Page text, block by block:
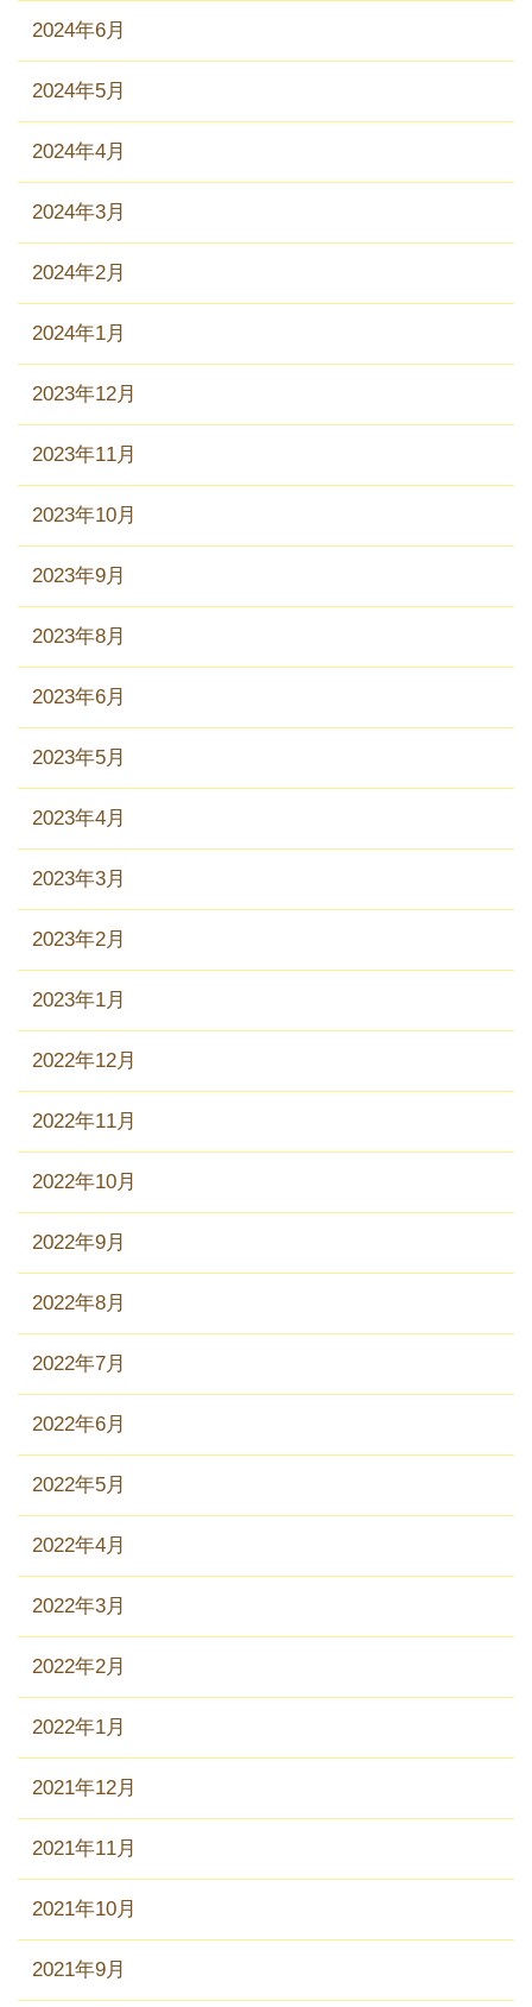
2024年6月
2024年5月
2024年4月
2024年3月
2024年2月
2024年1月
2023年12月
2023年11月
2023年10月
2023年9月
2023年8月
2023年6月
2023年5月
2023年4月
2023年3月
2023年2月
2023年1月
2022年12月
2022年11月
2022年10月
2022年9月
2022年8月
2022年7月
2022年6月
2022年5月
2022年4月
2022年3月
2022年2月
2022年1月
2021年12月
2021年11月
2021年10月
2021年9月